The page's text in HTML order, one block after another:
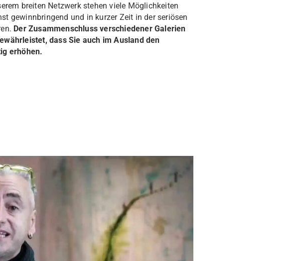
breiten Netzwerk stehen viele Möglichkeiten
gewinnbringend und in kurzer Zeit in der seriösen
Der Zusammenschluss verschiedener Galerien
dass Sie auch im Ausland den
erhöhen.